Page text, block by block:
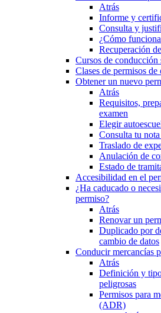
Atrás
Informe y
Consulta y
¿Cómo
Recuperación
Cursos de conducción
Clases de permisos
Obtener un nuevo
Atrás
Requisitos,
examen
Elegir
Consulta tu
Traslado de
Anulación de
Estado de
Accesibilidad en el
¿Ha caducado o
permiso?
Atrás
Renovar un
Duplicado por
cambio de datos
Conducir mercancías
Atrás
Definición y
peligrosas
Permisos para
(ADR)